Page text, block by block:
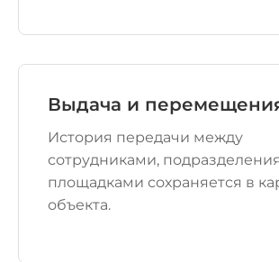
Выдача и
История передачи между
сотрудниками,
площадками сохраняется в
объекта.